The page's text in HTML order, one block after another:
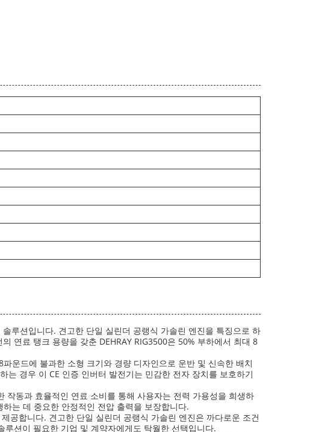
루션입니다. 견고한 단일 실린더 공랭식 가솔린 엔진을 특징으로 하
연료 탱크 용량을 갖춘 DEHRAY RIG3500은 50% 부하에서 최대 8
운드에 불과한 소형 크기와 경량 디자인으로 운반 및 신속한 배치
경우 이 CE 인증 인버터 발전기는 민감한 전자 장치를 보호하기
작동과 효율적인 연료 소비를 통해 사용자는 전력 가용성을 희생하
는 데 중요한 안정적인 전압 출력을 보장합니다.
공합니다. 견고한 단일 실린더 공랭식 가솔린 엔진은 까다로운 조건
션이 필요한 기업 및 계약자에게도 탁월한 선택입니다.